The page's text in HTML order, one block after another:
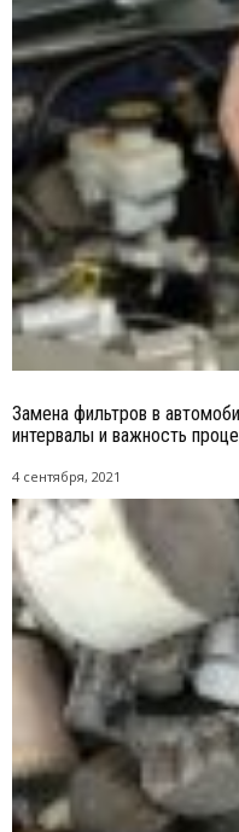
Замена фильтров в
интервалы и важность
4 сентября, 2021